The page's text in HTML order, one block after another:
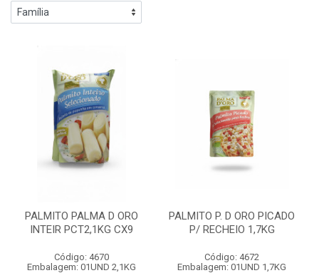
PALMITO PALMA D ORO
INTEIR PCT2,1KG CX9
Código: 4670
Embalagem: 01UND 2,1KG
PALMITO P. D ORO PICADO
P/ RECHEIO 1,7KG
Código: 4672
Embalagem: 01UND 1,7KG